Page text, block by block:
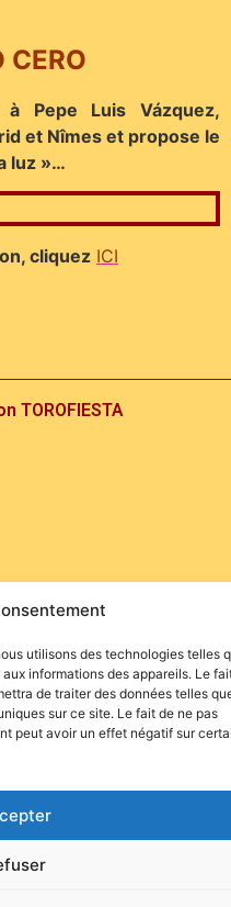
utilisons des technologies telles
informations des appareils. Le
de traiter des données telles
sur ce site. Le fait de ne pas
peut avoir un effet négatif sur
CERO
à Pepe Luis Vázquez,
et Nîmes et propose le
luz »…
cliquez ICI
TOROFIESTA